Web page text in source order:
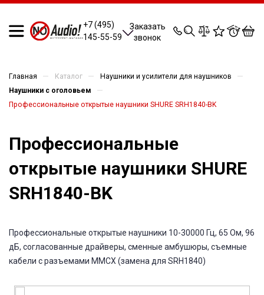
+7 (495)
145-55-59
Заказать
звонок
0 0 0 0
Главная — Каталог — Наушники и усилители для наушников —
Наушники с оголовьем —
Профессиональные открытые наушники SHURE SRH1840-BK
Профессиональные
открытые наушники SHURE
SRH1840-BK
Профессиональные открытые наушники 10-30000 Гц, 65 Ом, 96
дБ, согласованные драйверы, сменные амбушюры, съемные
кабели с разъемами ММСХ (замена для SRH1840)